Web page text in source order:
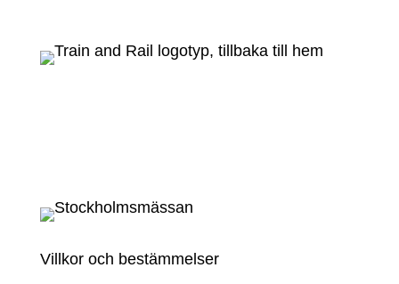
Villkor och bestämmelser